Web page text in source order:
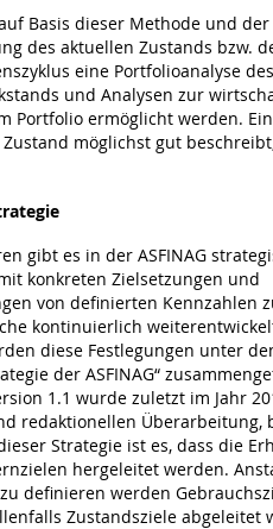
Basis dieser Methode und
des aktuellen Zustands bzw.
eine Portfolioanalyse des
und Analysen zur
Portfolio ermöglicht werden.
möglichst gut
gibt es in der ASFINAG
konkreten Zielsetzungen und
von definierten Kennzahlen
kontinuierlich
diese Festlegungen unter
der ASFINAG“
1.1 wurde zuletzt im Jahr
redaktionellen Überarbeitung,
Strategie ist es, dass die
hergeleitet werden.
definieren werden
Zustandsziele abgeleitet